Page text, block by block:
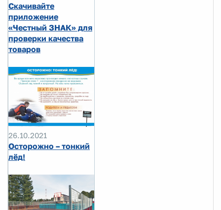
Скачивайте
приложение
«Честный ЗНАК» для
проверки качества
товаров
26.10.2021
Осторожно – тонкий
лёд!